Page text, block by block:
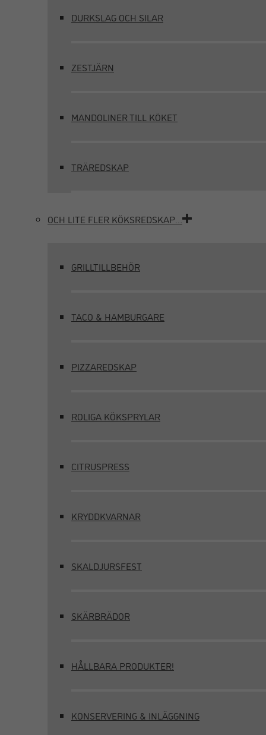
DURKSLAG OCH SILAR
ZESTJÄRN
MANDOLINER TILL KÖKET
TRÄREDSKAP
OCH LITE FLER KÖKSREDSKAP…
GRILLTILLBEHÖR
TACO & HAMBURGARE
PIZZAREDSKAP
ROLIGA KÖKSPRYLAR
CITRUSPRESS
KRYDDKVARNAR
SKALDJURSFEST
SKÄRBRÄDOR
HÅLLBARA PRODUKTER!
KONSERVERING & INLÄGGNING